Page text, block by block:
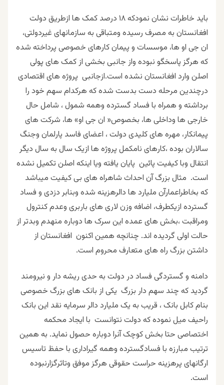
باید خاطرات نشان نمودکه ۱۸ درصد کمک ها ازطریق دولت
افغانستان به مصرف رسیده ومتباقی به سازمانهای غیردولتی،
ان جی او ها، موسسات و پیمان کارهای خصوصی پرداخته شده
که هرگز پاسخگو نبوده واز جانبی بخشی از کمک های پولی
اصلن وارد افغانستان نشده است.ازجانبی پروژه های اقتصادی
درچندین مرحله دست بدست شده که هرکدام سهم خود را
برداشته و همراه با فساد گسترده وهمه شمول ، شامل حال
خارجی ها وداخلی ها، بخصوص« ان جی او» ها، شرکت های
پیمانکار، مهره های کلیدی دولت ، اعضای فاسد پارلمان وجنگ
سالاران بوده ،کارهای نامکمل پروژه ها ازیک سال به سال دیگر
انتقال وبا کیفیت پائین پایان یافته ویا اینکه اصلن تکمیل نشده
است. مثال بزرگ آن احداث شاهراه های بی کیفیت میباشد
که بخاطراعمارآن ملیارد ها دالرهزینه شده وبنابر دزدی و فساد
گسترده ازیکطرف، اضافه وزن لاری های باربری وعدم کنترول
ومراقبت ،بخش های عمده این سرک ها دوباره منهدم وبدتر از
حالت اولی گردیده اند. چنانچه همین اکنون افغانستان از
داشتن بزرگ راه های متعارف محروم است.
دامنه و گستردگی فساد در دولت به حدی ریشه دار و نیرومند
گردید که چند سهم دار بزرگ یکی از بانک های بزرگ خصوصی
بنام کابل بانک ، قریب به یک ملیارد دالر سرمایه نقد این بانک
راحیف میل نموده که دولت نتوانست با ایجاد محکمه
اختصاصی حتا بخش کوچک آنرا دوباره حصول نماید. به همین
ترتیب مبارزه با فسادگسترده وهمه گیراداری با حفظ تاسیس
ارگانهای پرهزینه حراست حقوقی هرگز موفق وتاثرگزارنبوده
است.